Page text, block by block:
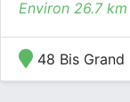
Environ 26.7
48 Bis